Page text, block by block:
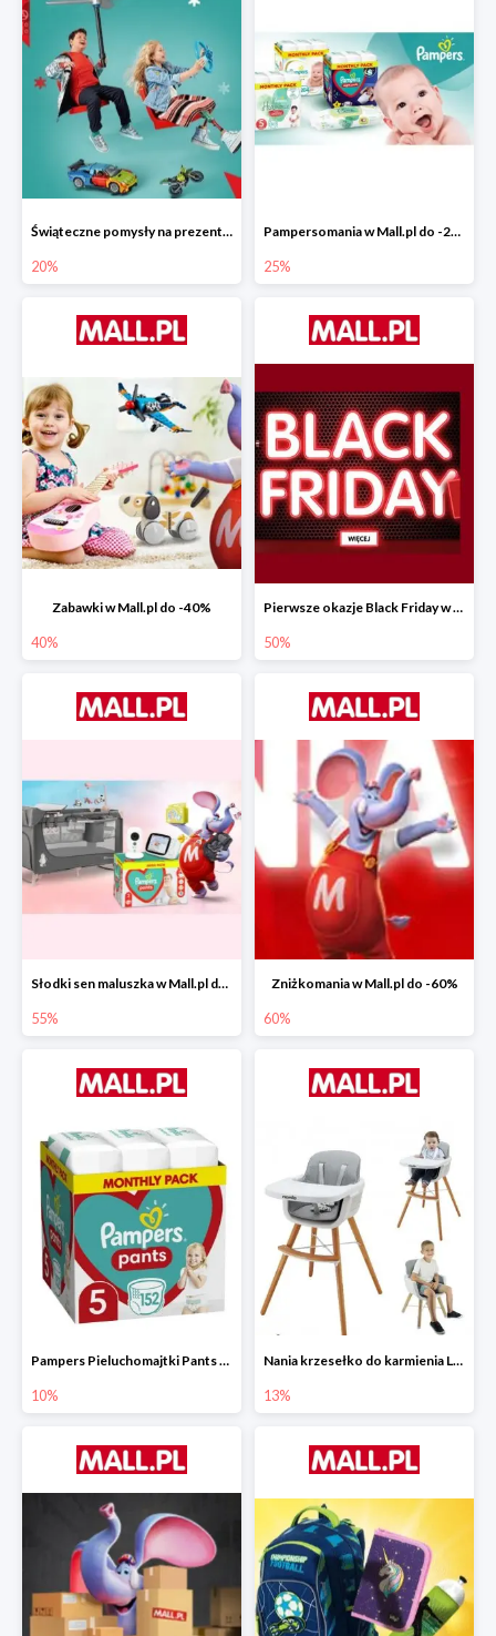
Świąteczne pomysły na prezenty od LEGO w Mall.pl do -20%
20%
Pampersomania w Mall.pl do -25%
25%
Zabawki w Mall.pl do -40%
40%
Pierwsze okazje Black Friday w Mall.pl do -50%
50%
Słodki sen maluszka w Mall.pl do -55%
55%
Zniżkomania w Mall.pl do -60%
60%
Pampers Pieluchomajtki Pants 5 (12-17 kg) 152 szt.
10%
Nania krzesełko do karmienia LUNA 2w1
13%